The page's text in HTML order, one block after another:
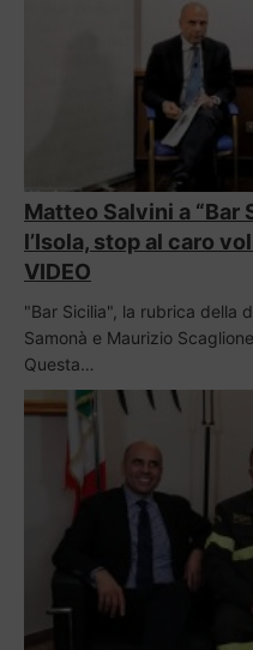
Matteo Salvini a “Bar
l’Isola, stop al caro
VIDEO
"Bar Sicilia", la rubrica della
Samonà e Maurizio
Questa…